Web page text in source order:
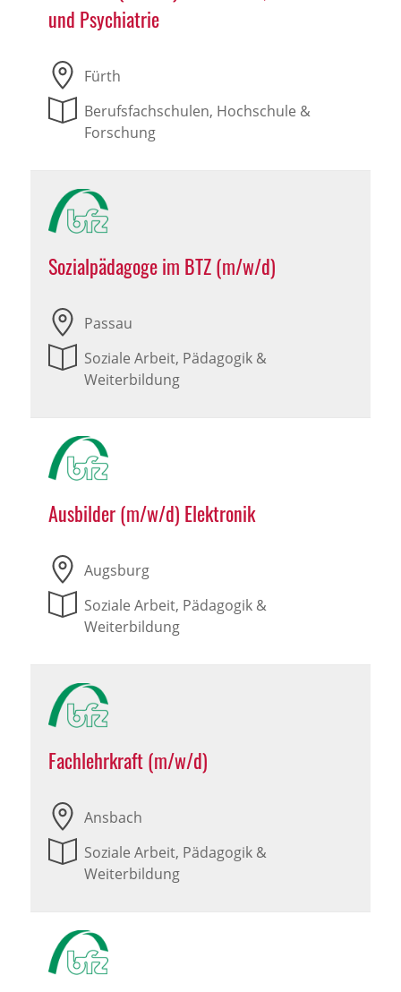
und Psychiatrie
Fürth
Berufsfachschulen, Hochschule &
Forschung
Sozialpädagoge im BTZ (m/w/d)
Passau
Soziale Arbeit, Pädagogik &
Weiterbildung
Ausbilder (m/w/d) Elektronik
Augsburg
Soziale Arbeit, Pädagogik &
Weiterbildung
Fachlehrkraft (m/w/d)
Ansbach
Soziale Arbeit, Pädagogik &
Weiterbildung